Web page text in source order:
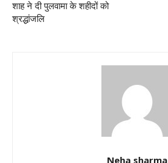
शाह ने दी पुलवामा के शहीदों को
श्रद्धांजलि
Neha sharma